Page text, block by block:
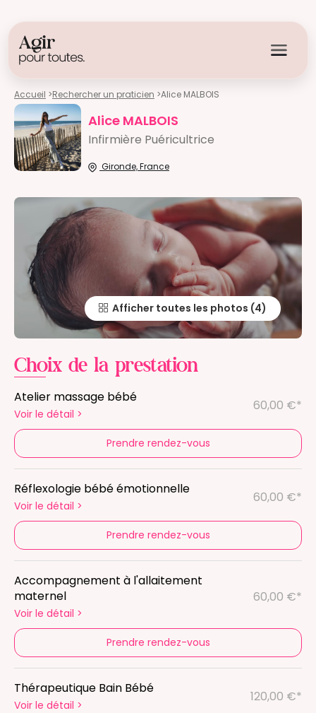
Accueil >Rechercher un praticien >Alice MALBOIS
Alice MALBOIS
Infirmière Puéricultrice
Gironde, France
Afficher toutes les photos
Choix de la prestation
Atelier massage bébé
Voir le détail >
60,00 €*
Prendre rendez-vous
Réflexologie bébé émotionnelle
Voir le détail >
60,00 €*
Prendre rendez-vous
Accompagnement à l'allaitement
maternel
Voir le détail >
60,00 €*
Prendre rendez-vous
Thérapeutique Bain Bébé
Voir le détail >
120,00 €*